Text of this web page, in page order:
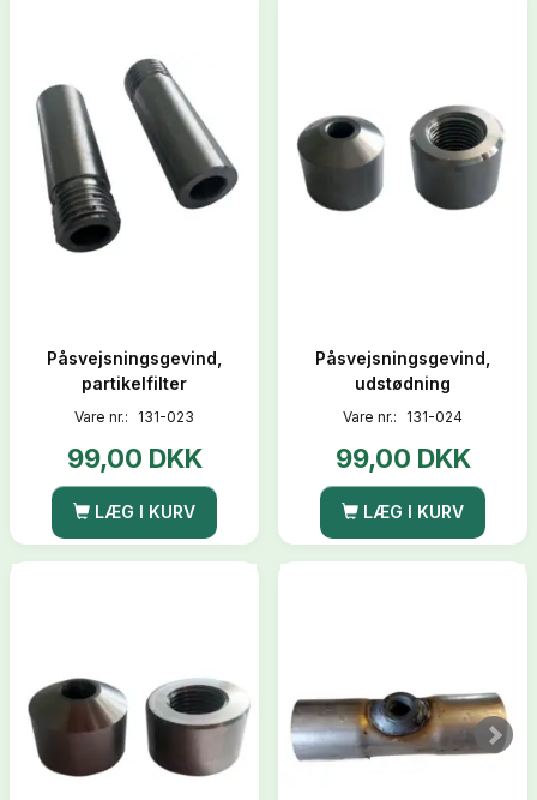
Påsvejsningsgevind,
partikelfilter
Vare nr.: 131-023
99,00 DKK
LÆG I KURV
Påsvejsningsgevind,
udstødning
Vare nr.: 131-024
99,00 DKK
LÆG I KURV